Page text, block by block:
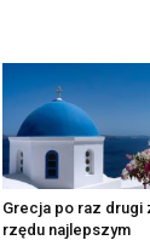
Grecja po raz drugi
rzędu najlepszym